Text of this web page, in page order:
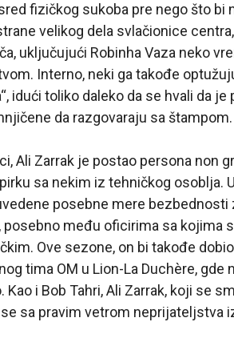
fizičkog sukoba pre nego što bi
velikog dela svlačionice
uključujući Robinha Vaza neko
Interno, neki ga takođe
idući toliko daleko da se hvali da
da razgovaraju sa štampom.
Ali Zarrak je postao persona non
sa nekim iz tehničkog osoblja.
posebne mere bezbednosti
među oficirima sa kojima
Ove sezone, on bi takođe
tima OM u Lion-La Duchère, gde
i Bob Tahri, Ali Zarrak, koji se
sa pravim vetrom neprijateljstva